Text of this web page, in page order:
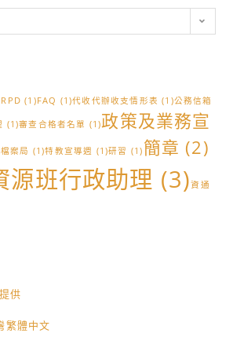
(1)FAQ (1)代收代辦收支情形表 (1)公務信箱
(1)審查合格者名單 (1)政策及業務宣
檔案局 (1)特教宣導週 (1)研習 (1) 簡章 (2)
源班行政助理 (3)資通
供
體中文